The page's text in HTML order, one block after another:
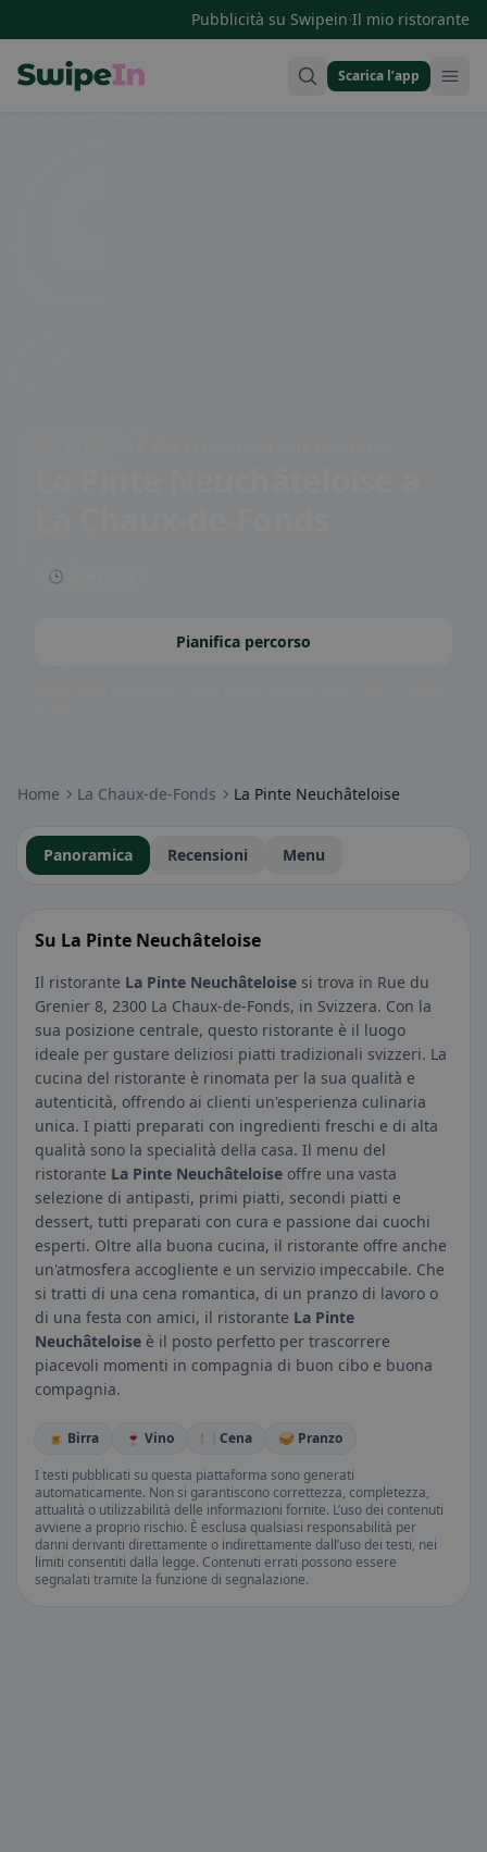
Pubblicità su Swipein·Il mio ristorante
Scarica l’app
🕒 Aperto ora
Pianifica percorso
Home La Chaux-de-Fonds La Pinte Neuchâteloise
Panoramica Recensioni Menu
Su La Pinte Neuchâteloise
Il ristorante La Pinte Neuchâteloise si trova in Rue du
Grenier 8, 2300 La Chaux-de-Fonds, in Svizzera. Con la
sua posizione centrale, questo ristorante è il luogo
ideale per gustare deliziosi piatti tradizionali svizzeri. La
cucina del ristorante è rinomata per la sua qualità e
autenticità, offrendo ai clienti un'esperienza culinaria
unica. I piatti preparati con ingredienti freschi e di alta
qualità sono la specialità della casa. Il menu del
ristorante La Pinte Neuchâteloise offre una vasta
selezione di antipasti, primi piatti, secondi piatti e
dessert, tutti preparati con cura e passione dai cuochi
esperti. Oltre alla buona cucina, il ristorante offre anche
un'atmosfera accogliente e un servizio impeccabile. Che
si tratti di una cena romantica, di un pranzo di lavoro o
di una festa con amici, il ristorante La Pinte
Neuchâteloise è il posto perfetto per trascorrere
piacevoli momenti in compagnia di buon cibo e buona
compagnia.
🍺 Birra 🍷 Vino 🍽️ Cena
🥪 Pranzo
I testi pubblicati su questa piattaforma sono generati
automaticamente. Non si garantiscono correttezza, completezza,
attualità o utilizzabilità delle informazioni fornite. L’uso dei contenuti
avviene a proprio rischio. È esclusa qualsiasi responsabilità per
danni derivanti direttamente o indirettamente dall’uso dei testi, nei
limiti consentiti dalla legge. Contenuti errati possono essere
segnalati tramite la funzione di segnalazione.